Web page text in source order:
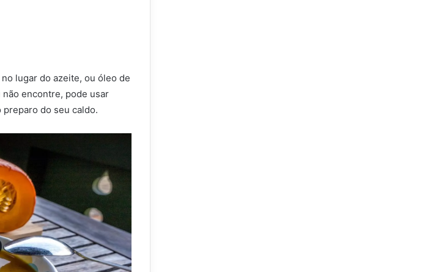
lugar do azeite, ou óleo de
encontre, pode usar
do seu caldo.